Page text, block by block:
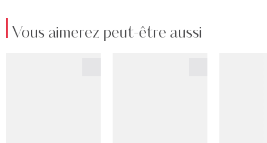
Vous aimerez peut-être aussi